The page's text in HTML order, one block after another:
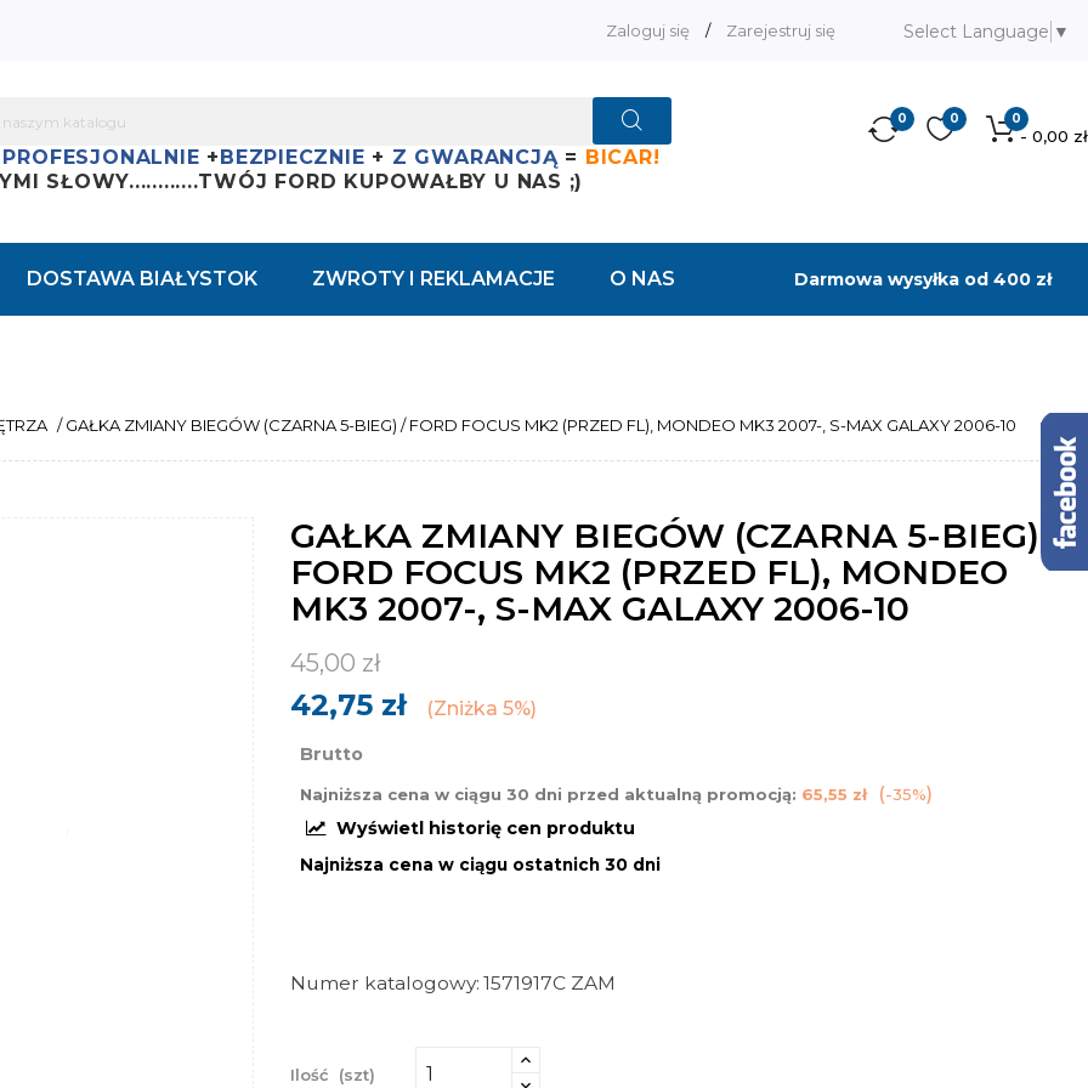
Zaloguj się / Zarejestruj się Select Language ▼
PROFESJONALNIE +BEZPIECZNIE + Z GWARANCJĄ= BICAR!
SŁOWY............TWÓJ FORD KUPOWAŁBY U NAS ;)
0
- 0,00 zł
0
0
DOSTAWA BIAŁYSTOK ZWROTY I REKLAMACJE O NAS Darmowa wysyłka od 400 zł
/ GAŁKA ZMIANY BIEGÓW (CZARNA 5-BIEG) / FORD FOCUS MK2 (PRZED FL), MONDEO MK3 2007-, S-MAX GALAXY 2006-10
GAŁKA ZMIANY BIEGÓW (CZARNA 5-BIEG) /
FORD FOCUS MK2 (PRZED FL), MONDEO
MK3 2007-, S-MAX GALAXY 2006-10
45,00 zł
42,75 zł Zniżka 5%
Brutto
Najniższa cena w ciągu 30 dni przed aktualną promocją: 65,55 zł -35%
Wyświetl historię cen produktu
Najniższa cena w ciągu ostatnich 30 dni
Numer katalogowy 1571917C ZAM
Ilość (szt)